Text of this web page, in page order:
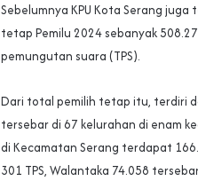
Sebelumnya KPU Kota Serang
tetap Pemilu 2024 sebanyak
pemungutan suara (TPS).
Dari total pemilih tetap itu, terdiri
tersebar di 67 kelurahan di enam
di Kecamatan Serang terdapat
301 TPS, Walantaka 74.058